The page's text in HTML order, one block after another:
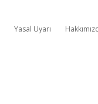
Yasal Uyarı